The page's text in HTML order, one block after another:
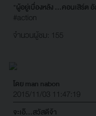
"ผู้อยู่เบื่องหลัง ...คอนเสิร์ต
#action
จำนวนผู้ชม: 155
โดย man nabon
2015/11/03 11:47:19
จะเอ๊...สวัสดีจ้า